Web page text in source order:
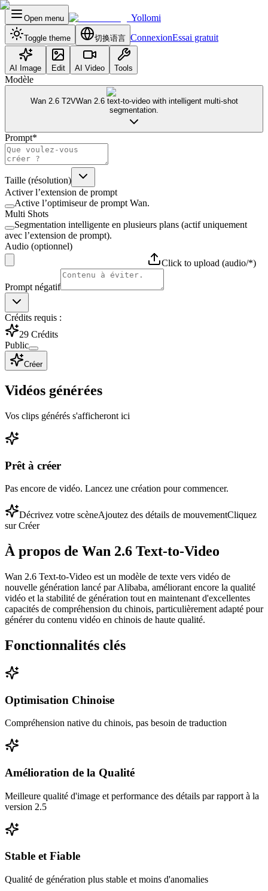
Open menu Yollomi
Toggle theme 切换语言 ConnexionEssai gratuit
AI Image Edit AI Video Tools
Modèle
Wan 2.6 T2VWan 2.6 text-to-video with intelligent multi-shot
segmentation.
Prompt*
Taille (résolution)
Activer l’extension de prompt
Active l’optimiseur de prompt Wan.
Multi Shots
Segmentation intelligente en plusieurs plans (actif uniquement
avec l’extension de prompt).
Audio (optionnel)
Click to upload (audio/*)
Prompt négatif
Crédits requis :
29 Crédits
Public
Créer
Vidéos générées
Vos clips générés s'afficheront ici
Prêt à créer
Pas encore de vidéo. Lancez une création pour commencer.
Décrivez votre scèneAjoutez des détails de mouvementCliquez
sur Créer
À propos de Wan 2.6 Text-to-Video
Wan 2.6 Text-to-Video est un modèle de texte vers vidéo de
nouvelle génération lancé par Alibaba, améliorant encore la qualité
vidéo et la stabilité de génération tout en maintenant d'excellentes
capacités de compréhension du chinois, particulièrement adapté pour
générer du contenu vidéo en chinois de haute qualité.
Fonctionnalités clés
Optimisation Chinoise
Compréhension native du chinois, pas besoin de traduction
Amélioration de la Qualité
Meilleure qualité d'image et performance des détails par rapport à la
version 2.5
Stable et Fiable
Qualité de génération plus stable et moins d'anomalies